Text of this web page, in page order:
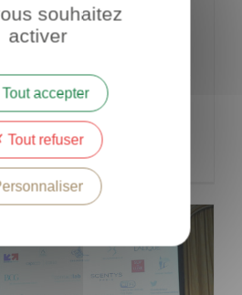
Création
de l’émotion
souhaitez
activer
Tout accepter
Tout refuser